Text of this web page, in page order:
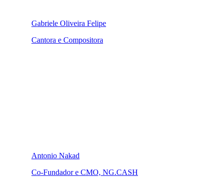
Gabriele Oliveira Felipe
Cantora e Compositora
Antonio Nakad
Co-Fundador e CMO, NG.CASH